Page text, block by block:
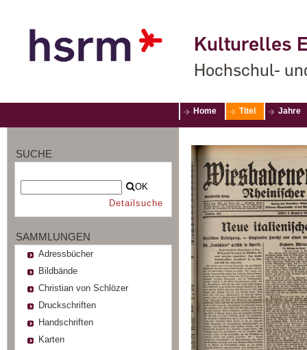
Kulturelles
Hochschul-
Home Titel Jahre
SUCHE
OK
Detailsuche
SAMMLUNGEN
Adressbücher
Bildbände
Christian von Schlözer
Druckschriften
Handschriften
Karten